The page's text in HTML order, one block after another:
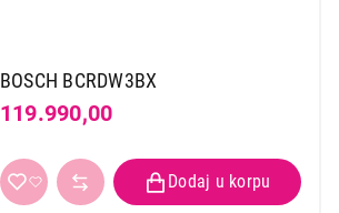
BOSCH BCRDW3BX
119.990,00